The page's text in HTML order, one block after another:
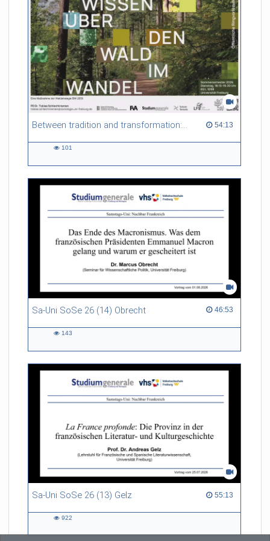
Nutzen und den Risiken nach, die mit den alten, vertrauten
Waldgeschichten einhergehen.
Referent/in:
Prof. Dr. Ulrich
Schraml (Direktor FVA Freiburg)
Between tradition and transformation: how owners, advisers and institutions co-create knowledge for resilient forests in Europe 54:13
54:13 duration
101
Sa-Uni SoSe 26 (14) Obrecht 46:53
46:53 duration
143
Sa-Uni SoSe 26 (13) Gelz 55:13
55:13 duration
922